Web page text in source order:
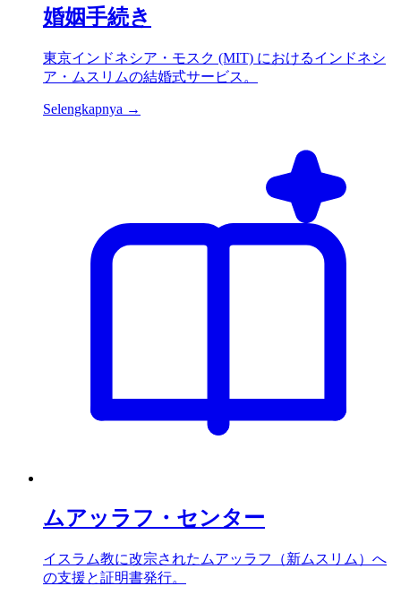
婚姻手続き
東京インドネシア・モスク (MIT) におけるインドネシ
ア・ムスリムの結婚式サービス。
Selengkapnya →
ムアッラフ・センター
イスラム教に改宗されたムアッラフ（新ムスリム）へ
の支援と証明書発行。